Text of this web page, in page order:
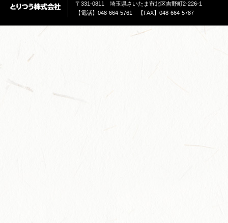
〒331-0811 埼玉県さいたま市北区吉野町2-226-1
【電話】048-664-5761 【FAX】048-664-5787